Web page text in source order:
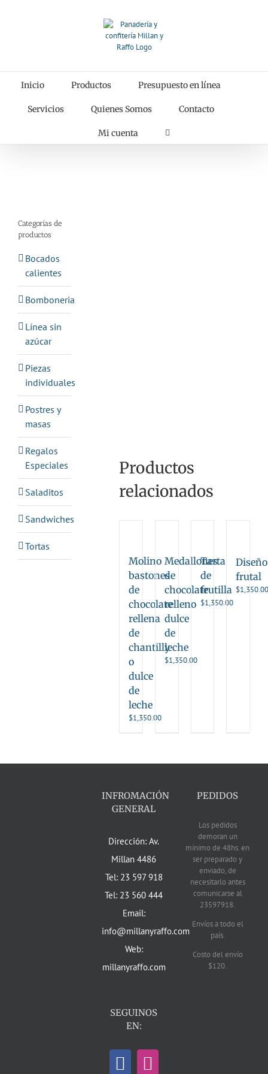
Inicio Productos Presupuesto en línea
Servicios Quienes Somos Contacto
Mi cuenta
Productos
relacionados
Molino
bastones
de
chocolate
rellena
de
chantilly
o
dulce
de
leche
$1,350.00
Medallones
de
chocolate
relleno
dulce
de
leche
$1,350.00
Tarta
de
frutilla
$1,350.00
Diseño
frutal
$
Categorías de
productos
Bocados
calientes
Bomboneria
Línea sin
azúcar
Piezas
individuales
Postres y
masas
Regalos
Especiales
Saladitos
Sandwiches
Tortas
INFROMACIÓN
GENERAL
Dirección: Av.
Millan 4486
Tel: 23 597 918
Tel: 23 560 444
Email:
info@millanyraffo.com
Web:
millanyraffo.com
SEGUINOS
EN:
PEDIDOS
Los pedidos
demoran un
mínimo de 48hs. en
ser preparado y
enviado, de
necesitarlo antes
comunicarse al
23597918.
Envíos a todo el
país.
Costo del envío
$120.